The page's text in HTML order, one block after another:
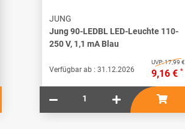
JUNG
Jung 90-LEDBL LED-Leuchte 110-
250 V, 1,1 mA Blau
Verfügbar ab : 31.12.2026
UVP:17,99 €
9,16 € *